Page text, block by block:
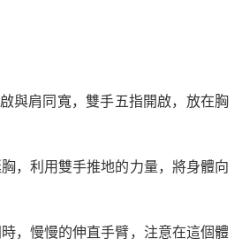
與肩同寬，雙手五指開啟，放在胸
，利用雙手推地的力量，將身體向
，慢慢的伸直手臂，注意在這個體